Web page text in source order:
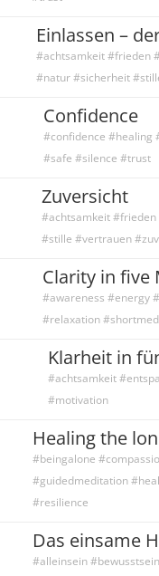
Einlassen –
#achtsamkeit #frieden
#natur #sicherheit
Confidence
#confidence #healing
#safe #silence #trust
Zuversicht
#achtsamkeit
#stille #vertrauen
Clarity in five
#awareness #energy
#relaxation
Klarheit in
#achtsamkeit
#motivation
Healing the
#beingalone
#guidedmeditation
#resilience
Das einsame
#alleinsein